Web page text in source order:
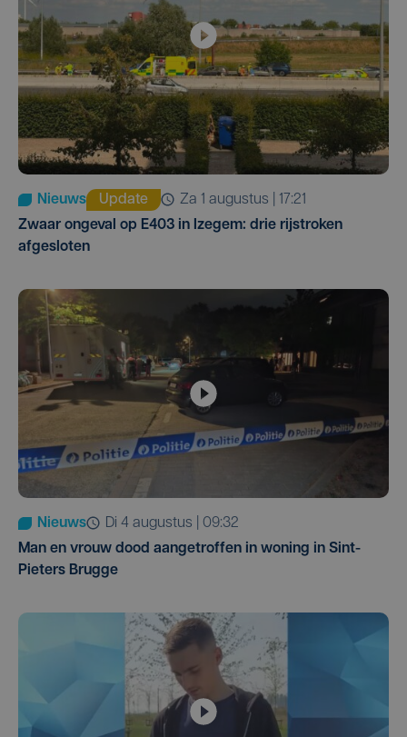
Nieuws Update
za 1 augustus | 17:21
Zwaar ongeval op E403 in Izegem: drie rijstroken
afgesloten
Nieuws
di 4 augustus | 09:32
Man en vrouw dood aangetroffen in woning in Sint-
Pieters Brugge